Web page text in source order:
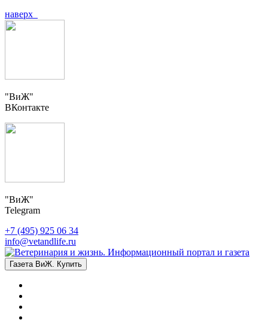
наверх
"ВиЖ"
ВКонтакте
"ВиЖ"
Telegram
+7 (495) 925 06 34
info@vetandlife.ru
Газета ВиЖ. Купить